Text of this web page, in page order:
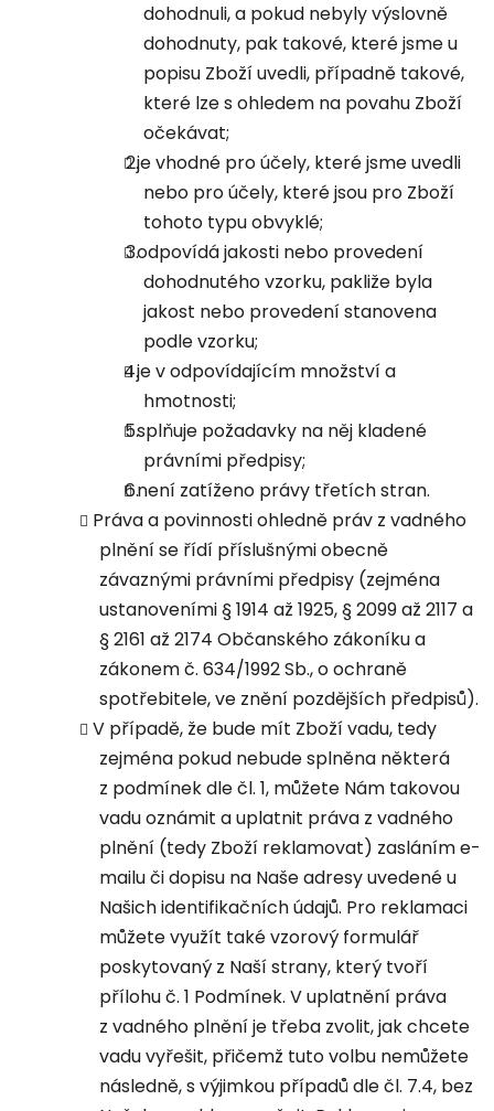
dohodnuli, a pokud nebyly výslovně
dohodnuty, pak takové, které jsme u
popisu Zboží uvedli, případně takové,
které lze s ohledem na povahu Zboží
očekávat;
je vhodné pro účely, které jsme uvedli
nebo pro účely, které jsou pro Zboží
tohoto typu obvyklé;
odpovídá jakosti nebo provedení
dohodnutého vzorku, pakliže byla
jakost nebo provedení stanovena
podle vzorku;
je v odpovídajícím množství a
hmotnosti;
splňuje požadavky na něj kladené
právními předpisy;
není zatíženo právy třetích stran.
Práva a povinnosti ohledně práv z vadného
plnění se řídí příslušnými obecně
závaznými právními předpisy (zejména
ustanoveními § 1914 až 1925, § 2099 až 2117 a
§ 2161 až 2174 Občanského zákoníku a
zákonem č. 634/1992 Sb., o ochraně
spotřebitele, ve znění pozdějších předpisů).
V případě, že bude mít Zboží vadu, tedy
zejména pokud nebude splněna některá
z podmínek dle čl. 1, můžete Nám takovou
vadu oznámit a uplatnit práva z vadného
plnění (tedy Zboží reklamovat) zasláním e-
mailu či dopisu na Naše adresy uvedené u
Našich identifikačních údajů. Pro reklamaci
můžete využít také vzorový formulář
poskytovaný z Naší strany, který tvoří
přílohu č. 1 Podmínek. V uplatnění práva
z vadného plnění je třeba zvolit, jak chcete
vadu vyřešit, přičemž tuto volbu nemůžete
následně, s výjimkou případů dle čl. 7.4, bez